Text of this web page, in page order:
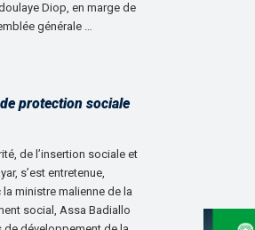
Diop, en marge de
générale …
protection sociale
de l’insertion sociale et
s’est entretenue,
ministre malienne de la
social, Assa Badiallo